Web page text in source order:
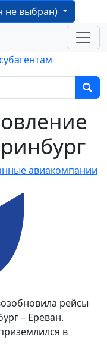
не выбран)
авиакомпании
рейсы
– Ереван.
в